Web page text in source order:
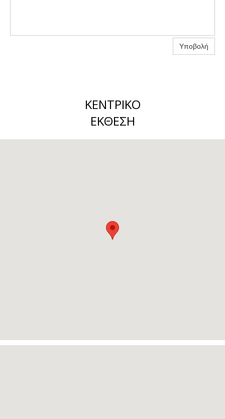
Υποβολή
ΚΕΝΤΡΙΚΟ
ΕΚΘΕΣΗ